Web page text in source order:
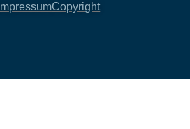
ImpressumCopyright